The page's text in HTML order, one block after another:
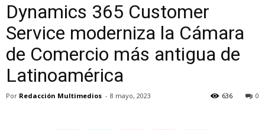
Dynamics 365 Customer
Service moderniza la Cámara
de Comercio más antigua de
Latinoamérica
Por Redacción Multimedios - 8 mayo, 2023 0
636